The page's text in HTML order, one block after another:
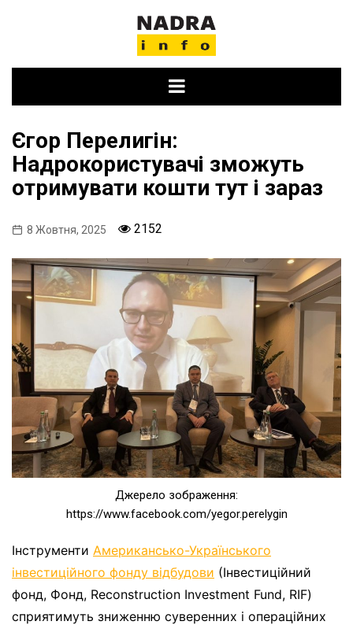
Єгор Перелигін:
Надрокористувачі зможуть
отримувати кошти тут і зараз
8 Жовтня, 2025 2152
Джерело зображення:
https://www.facebook.com/yegor.perelygin
Інструменти Американсько-Українського
інвестиційного фонду відбудови (Інвестиційний
фонд, Фонд, Reconstruction Investment Fund, RIF)
сприятимуть зниженню суверенних і операційних